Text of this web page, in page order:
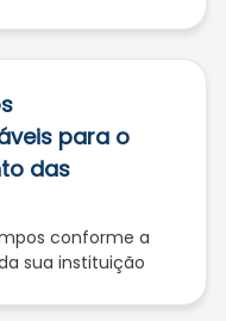
para o
das
conforme a
sua instituição